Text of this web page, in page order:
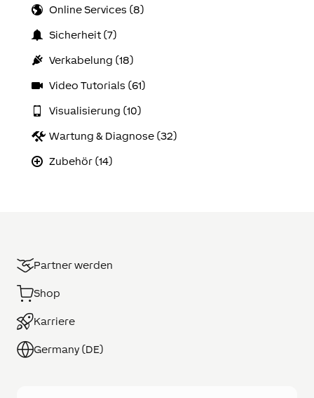
Online Services (8)
Sicherheit (7)
Verkabelung (18)
Video Tutorials (61)
Visualisierung (10)
Wartung & Diagnose (32)
Zubehör (14)
Partner werden
Shop
Karriere
Germany (DE)